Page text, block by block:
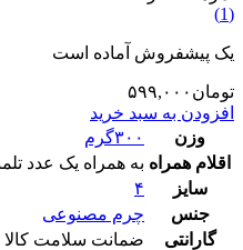
(1)
یک پیشفروش آماده است
تومان ۵۹۹,۰۰۰
افزودن به سبد خرید
وزن
۳۰۰گرم
اقلام همراه به همراه یک عدد
سایز
۴
جنس
چرم مصنوعی
گارانتی
ضمانت سلامت کالا